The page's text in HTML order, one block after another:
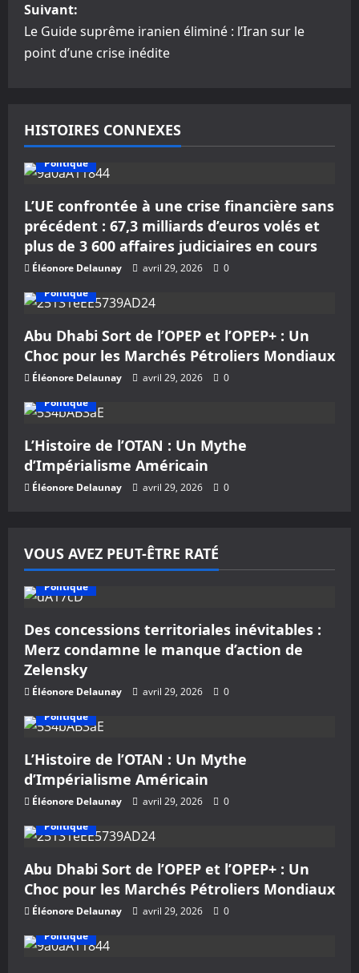
i
g
t
i
o
n
d
’
a
r
t
c
l
Suivant:
Le Guide suprême iranien éliminé : l’Iran sur le
point d’une crise inédite
HISTOIRES CONNEXES
Politique
L’UE confrontée à une crise financière sans
précédent : 67,3 milliards d’euros volés et
plus de 3 600 affaires judiciaires en cours
Éléonore Delaunay avril 29, 2026
0
Politique
Abu Dhabi Sort de l’OPEP et l’OPEP+ : Un
Choc pour les Marchés Pétroliers Mondiaux
Éléonore Delaunay avril 29, 2026
0
Politique
L’Histoire de l’OTAN : Un Mythe
d’Impérialisme Américain
Éléonore Delaunay avril 29, 2026 0
VOUS AVEZ PEUT-ÊTRE RATÉ
Politique
Des concessions territoriales inévitables :
Merz condamne le manque d’action de
Zelensky
Éléonore Delaunay avril 29, 2026
0
Politique
L’Histoire de l’OTAN : Un Mythe
d’Impérialisme Américain
Éléonore Delaunay avril 29, 2026
0
Politique
Abu Dhabi Sort de l’OPEP et l’OPEP+ : Un
Choc pour les Marchés Pétroliers Mondiaux
Éléonore Delaunay avril 29, 2026
0
Politique